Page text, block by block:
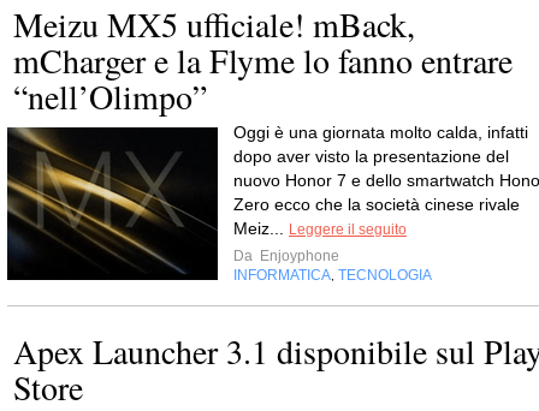
Meizu MX5 ufficiale! mBack,
mCharger e la Flyme lo fanno entrare
“nell’Olimpo”
Oggi è una giornata molto calda, infatti
dopo aver visto la presentazione del
nuovo Honor 7 e dello smartwatch
Zero ecco che la società cinese rivale
Meiz...
Leggere il seguito
Da Enjoyphone
INFORMATICA TECNOLOGIA
Apex Launcher 3.1 disponibile sul
Store